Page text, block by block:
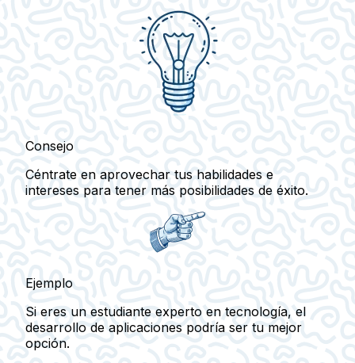
Consejo
Céntrate en aprovechar tus habilidades e
intereses para tener más posibilidades de éxito.
Ejemplo
Si eres un estudiante experto en tecnología, el
desarrollo de aplicaciones podría ser tu mejor
opción.